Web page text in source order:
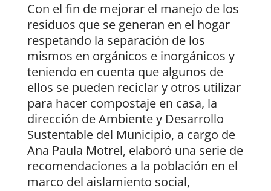
Con el fin de mejorar el manejo de los
residuos que se generan en el hogar
respetando la separación de los
mismos en orgánicos e inorgánicos y
teniendo en cuenta que algunos de
ellos se pueden reciclar y otros utilizar
para hacer compostaje en casa, la
dirección de Ambiente y Desarrollo
Sustentable del Municipio, a cargo de
Ana Paula Motrel, elaboró una serie de
recomendaciones a la población en el
marco del aislamiento social,